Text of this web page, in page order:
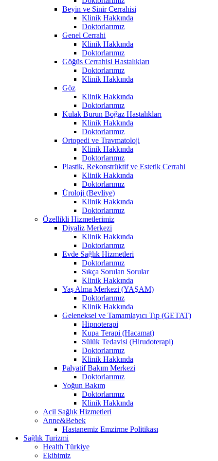
Beyin ve Sinir Cerrahisi
Klinik Hakkında
Doktorlarımız
Genel Cerrahi
Klinik Hakkında
Doktorlarımız
Göğüs Cerrahisi Hastalıkları
Doktorlarımız
Klinik Hakkında
Göz
Klinik Hakkında
Doktorlarımız
Kulak Burun Boğaz Hastalıkları
Klinik Hakkında
Doktorlarımız
Ortopedi ve Travmatoloji
Klinik Hakkında
Doktorlarımız
Plastik, Rekonstrüktif ve Estetik Cerrahi
Klinik Hakkında
Doktorlarımız
Üroloji (Bevliye)
Klinik Hakkında
Doktorlarımız
Özellikli Hizmetlerimiz
Diyaliz Merkezi
Klinik Hakkında
Doktorlarımız
Evde Sağlık Hizmetleri
Doktorlarımız
Sıkça Sorulan Sorular
Klinik Hakkında
Yaş Alma Merkezi (YAŞAM)
Doktorlarımız
Klinik Hakkında
Geleneksel ve Tamamlayıcı Tıp (GETAT)
Hipnoterapi
Kupa Terapi (Hacamat)
Sülük Tedavisi (Hirudoterapi)
Doktorlarımız
Klinik Hakkında
Palyatif Bakım Merkezi
Doktorlarımız
Yoğun Bakım
Doktorlarımız
Klinik Hakkında
Acil Sağlık Hizmetleri
Anne&Bebek
Hastanemiz Emzirme Politikası
Sağlık Turizmi
Health Türkiye
Ekibimiz